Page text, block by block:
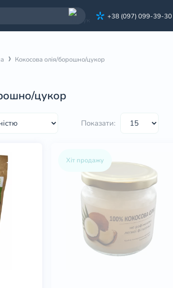
+38 (097) 099-39-30
Кокосова олія/борошно/цукор
цукор
Показати:
Хіт продажу